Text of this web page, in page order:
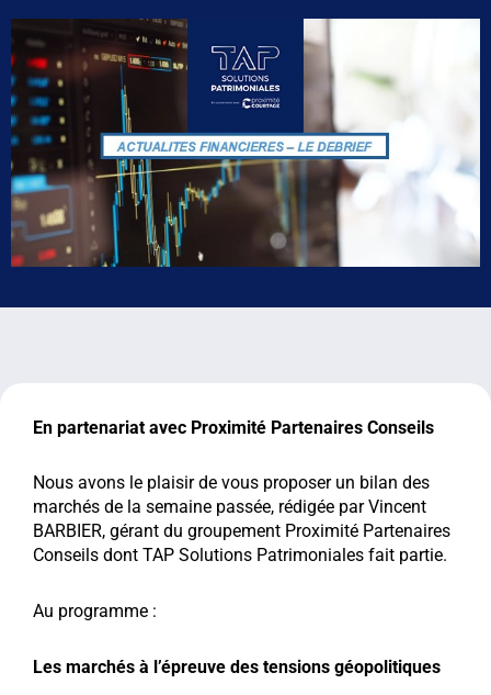
En partenariat avec Proximité Partenaires Conseils
Nous avons le plaisir de vous proposer un bilan des
marchés de la semaine passée, rédigée par Vincent
BARBIER, gérant du groupement Proximité Partenaires
Conseils dont TAP Solutions Patrimoniales fait partie.
Au programme :
Les marchés à l’épreuve des tensions géopolitiques